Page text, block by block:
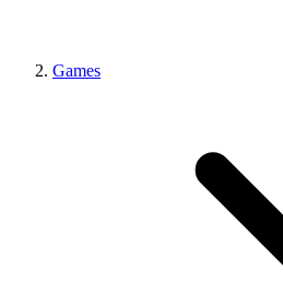
Games